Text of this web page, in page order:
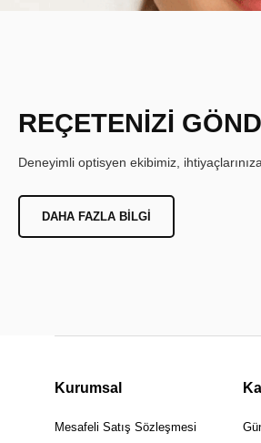
REÇETENİZİ
Deneyimli optisyen ekibimiz,
DAHA FAZLA BILGI
Kurumsal
Mesafeli Satış Sözleşmesi